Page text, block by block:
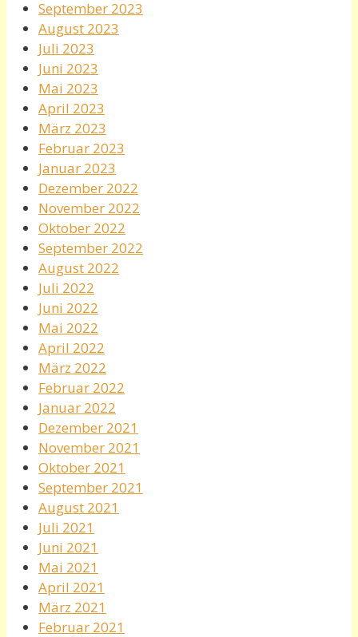
September 2023
August 2023
Juli 2023
Juni 2023
Mai 2023
April 2023
März 2023
Februar 2023
Januar 2023
Dezember 2022
November 2022
Oktober 2022
September 2022
August 2022
Juli 2022
Juni 2022
Mai 2022
April 2022
März 2022
Februar 2022
Januar 2022
Dezember 2021
November 2021
Oktober 2021
September 2021
August 2021
Juli 2021
Juni 2021
Mai 2021
April 2021
März 2021
Februar 2021